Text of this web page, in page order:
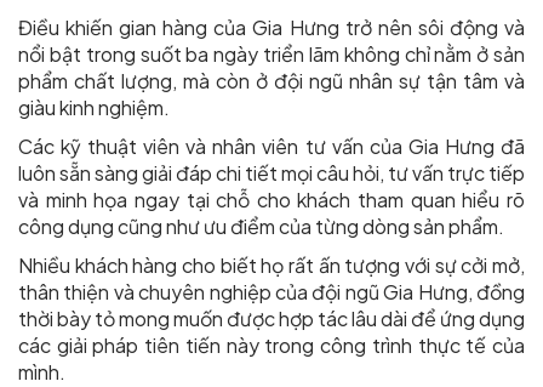
Điều khiến gian hàng của Gia Hưng trở nên sôi động và
nổi bật trong suốt ba ngày triển lãm không chỉ nằm ở sản
phẩm chất lượng, mà còn ở đội ngũ nhân sự tận tâm và
giàu kinh nghiệm.
Các kỹ thuật viên và nhân viên tư vấn của Gia Hưng đã
luôn sẵn sàng giải đáp chi tiết mọi câu hỏi, tư vấn trực tiếp
và minh họa ngay tại chỗ cho khách tham quan hiểu rõ
công dụng cũng như ưu điểm của từng dòng sản phẩm.
Nhiều khách hàng cho biết họ rất ấn tượng với sự cởi mở,
thân thiện và chuyên nghiệp của đội ngũ Gia Hưng, đồng
thời bày tỏ mong muốn được hợp tác lâu dài để ứng dụng
các giải pháp tiên tiến này trong công trình thực tế của
mình.